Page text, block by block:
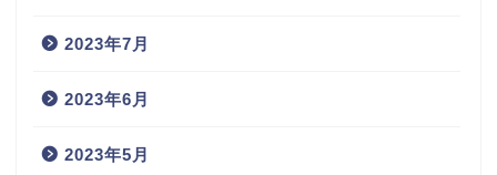
2023年7月
2023年6月
2023年5月